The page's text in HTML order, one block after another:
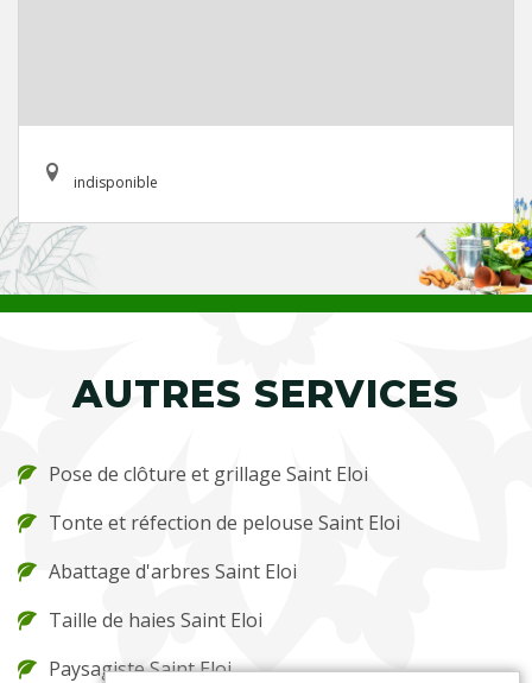
indisponible
AUTRES SERVICES
Pose de clôture et grillage Saint Eloi
Tonte et réfection de pelouse Saint Eloi
Abattage d'arbres Saint Eloi
Taille de haies Saint Eloi
Paysagiste Saint Eloi